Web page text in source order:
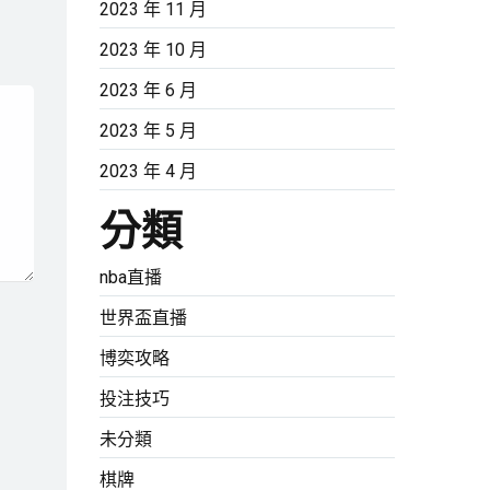
2023 年 11 月
2023 年 10 月
2023 年 6 月
2023 年 5 月
2023 年 4 月
分類
nba直播
世界盃直播
博奕攻略
投注技巧
未分類
棋牌